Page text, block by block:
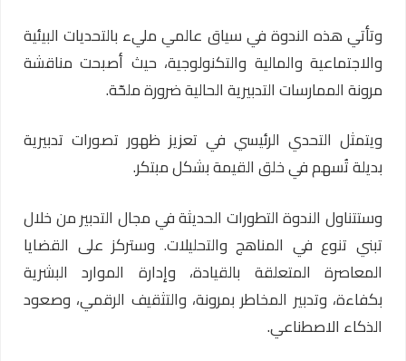
وتأتي هذه الندوة في سياق عالمي مليء بالتحديات البيئية
والاجتماعية والمالية والتكنولوجية، حيث أصبحت مناقشة
مرونة الممارسات التدبيرية الحالية ضرورة ملحّة.
ويتمثل التحدي الرئيسي في تعزيز ظهور تصورات تدبيرية
بديلة تُسهم في خلق القيمة بشكل مبتكر.
وستتناول الندوة التطورات الحديثة في مجال التدبير من خلال
تبني تنوع في المناهج والتحليلات. وستركز على القضايا
المعاصرة المتعلقة بالقيادة، وإدارة الموارد البشرية
بكفاءة، وتدبير المخاطر بمرونة، والتثقيف الرقمي، وصعود
الذكاء الاصطناعي.